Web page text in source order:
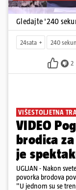
Gledajte '240
24sata 240
2
VIŠESTOLJETNA
VIDEO
brodica
je
UGLJAN - Nakon
povorka brodova
"U jednom su se